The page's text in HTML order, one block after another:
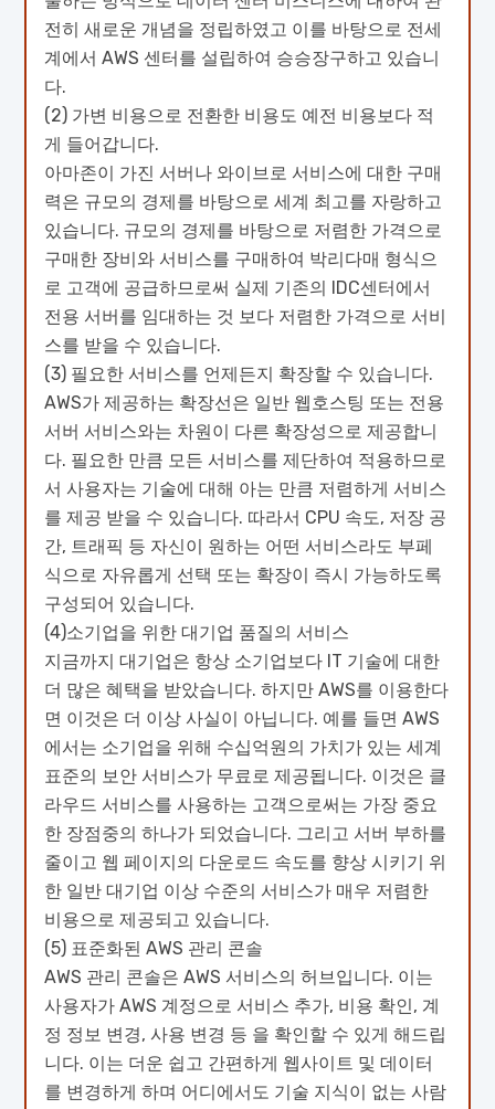
전히 새로운 개념을 정립하였고 이를 바탕으로 전세
계에서 AWS 센터를 설립하여 승승장구하고 있습니
다.
(2) 가변 비용으로 전환한 비용도 예전 비용보다 적
게 들어갑니다.
아마존이 가진 서버나 와이브로 서비스에 대한 구매
력은 규모의 경제를 바탕으로 세계 최고를 자랑하고
있습니다. 규모의 경제를 바탕으로 저렴한 가격으로
구매한 장비와 서비스를 구매하여 박리다매 형식으
로 고객에 공급하므로써 실제 기존의 IDC센터에서
전용 서버를 임대하는 것 보다 저렴한 가격으로 서비
스를 받을 수 있습니다.
(3) 필요한 서비스를 언제든지 확장할 수 있습니다.
AWS가 제공하는 확장선은 일반 웹호스팅 또는 전용
서버 서비스와는 차원이 다른 확장성으로 제공합니
다. 필요한 만큼 모든 서비스를 제단하여 적용하므로
서 사용자는 기술에 대해 아는 만큼 저렴하게 서비스
를 제공 받을 수 있습니다. 따라서 CPU 속도, 저장 공
간, 트래픽 등 자신이 원하는 어떤 서비스라도 부페
식으로 자유롭게 선택 또는 확장이 즉시 가능하도록
구성되어 있습니다.
(4)소기업을 위한 대기업 품질의 서비스
지금까지 대기업은 항상 소기업보다 IT 기술에 대한
더 많은 혜택을 받았습니다. 하지만 AWS를 이용한다
면 이것은 더 이상 사실이 아닙니다. 예를 들면 AWS
에서는 소기업을 위해 수십억원의 가치가 있는 세계
표준의 보안 서비스가 무료로 제공됩니다. 이것은 클
라우드 서비스를 사용하는 고객으로써는 가장 중요
한 장점중의 하나가 되었습니다. 그리고 서버 부하를
줄이고 웹 페이지의 다운로드 속도를 향상 시키기 위
한 일반 대기업 이상 수준의 서비스가 매우 저렴한
비용으로 제공되고 있습니다.
(5) 표준화된 AWS 관리 콘솔
AWS 관리 콘솔은 AWS 서비스의 허브입니다. 이는
사용자가 AWS 계정으로 서비스 추가, 비용 확인, 계
정 정보 변경, 사용 변경 등 을 확인할 수 있게 해드립
니다. 이는 더운 쉽고 간편하게 웹사이트 및 데이터
를 변경하게 하며 어디에서도 기술 지식이 없는 사람